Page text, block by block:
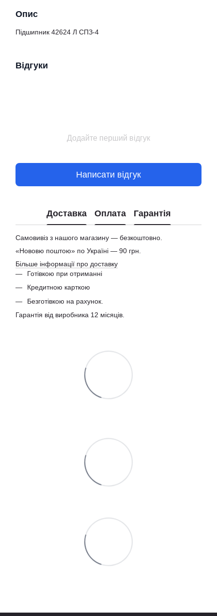
Опис
Підшипник 42624 Л СПЗ-4
Відгуки
Додайте перший відгук
Написати відгук
Доставка Оплата Гарантія
Самовивіз з нашого магазину — безкоштовно.
«Нововю поштою» по Україні — 90 грн.
Більше інформації про доставку
Готівкою при отриманні
Кредитною карткою
Безготівкою на рахунок.
Гарантія від виробника 12 місяців.